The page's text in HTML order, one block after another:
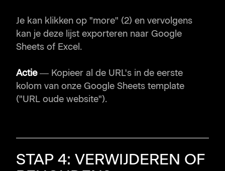
Je kan klikken op "more" (2) en vervolgens
kan je deze lijst exporteren naar Google
Sheets of Excel.
Actie— Kopieer al de URL's in de eerste
kolom van onze Google Sheets template
("URL oude website").
STAP 4: VERWIJDEREN OF